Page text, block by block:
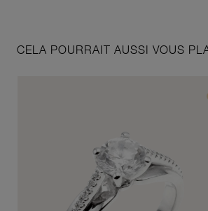
CELA POURRAIT AUSSI VOUS